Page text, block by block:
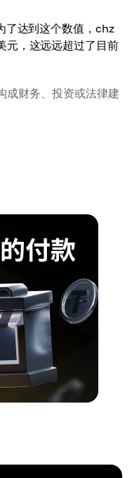
了达到这个数值，chz
元，这远远超过了目前
成财务、投资或法律建